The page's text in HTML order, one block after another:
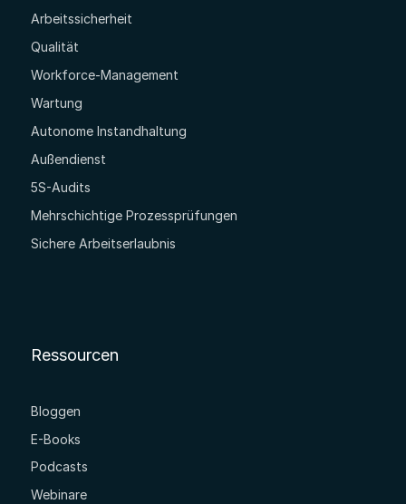
Arbeitssicherheit
Qualität
Workforce-Management
Wartung
Autonome Instandhaltung
Außendienst
5S-Audits
Mehrschichtige Prozessprüfungen
Sichere Arbeitserlaubnis
Ressourcen
Bloggen
E-Books
Podcasts
Webinare